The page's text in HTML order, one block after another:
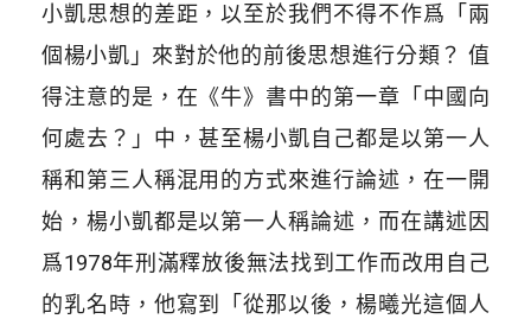
小凱思想的差距，以至於我們不得不作爲「兩
個楊小凱」來對於他的前後思想進行分類？ 值
得注意的是，在《牛》書中的第一章「中國向
何處去？」中，甚至楊小凱自己都是以第一人
稱和第三人稱混用的方式來進行論述，在一開
始，楊小凱都是以第一人稱論述，而在講述因
爲1978年刑滿釋放後無法找到工作而改用自己
的乳名時，他寫到「從那以後，楊曦光這個人